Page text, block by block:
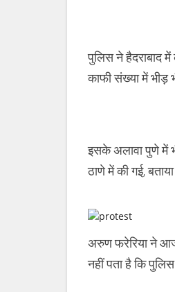
पुलिस ने हैदराबाद में
काफी संख्या में भीड़
इसके अलावा पुणे में
ठाणे में की गई,
अरुण फरेरिया ने
नहीं पता है कि पुलिस